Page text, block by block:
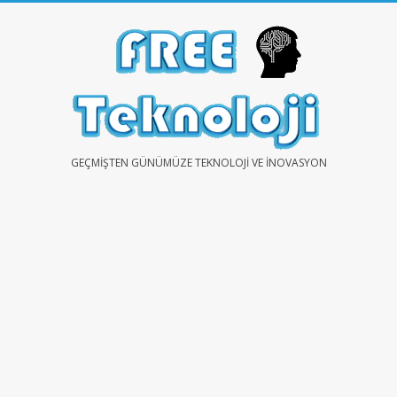
FREEGEÇMIŞTEN GÜNÜMÜZE TEKNOLOJI VE İNOVASYON